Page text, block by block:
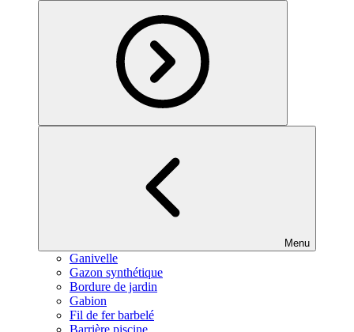
Menu
Ganivelle
Gazon synthétique
Bordure de jardin
Gabion
Fil de fer barbelé
Barrière piscine